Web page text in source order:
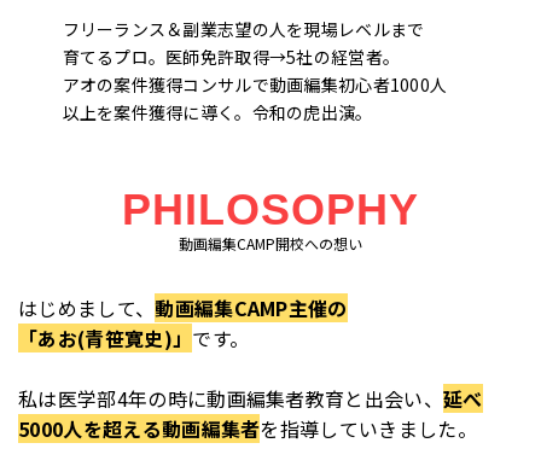
フリーランス＆副業志望の人を現場レベルまで
育てるプロ。医師免許取得→5社の経営者。
アオの案件獲得コンサルで動画編集初心者1000人
以上を案件獲得に導く。令和の虎出演。
PHILOSOPHY
動画編集CAMP開校への想い
はじめまして、動画編集CAMP主催の
「あお(青笹寛史)」 です。
私は医学部4年の時に動画編集者教育と出会い、延べ
5000人を超える動画編集者を指導していきました。